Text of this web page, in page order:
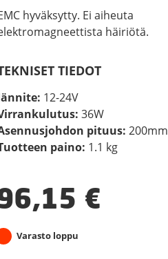
hyväksytty. Ei aiheuta
häiriötä.
TIEDOT
12-24V
36W
pituus: 200mm
paino: 1.1 kg
€
Varasto loppu